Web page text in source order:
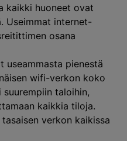
kaikki huoneet ovat
Useimmat internet-
osana
useammasta pienestä
wifi-verkon koko
taloihin,
kaikkia tiloja.
verkon kaikissa